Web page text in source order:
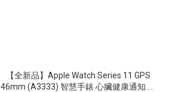
【全新品】Apple Watch Series 11 GPS
46mm (A3333) 智慧手錶 心臟健康通知 生